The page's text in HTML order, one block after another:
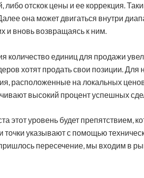
либо отскок цены и ее коррекция.
она может двигаться внутри
и вновь возвращаясь к ним.
количество единиц для продажи
хотят продать свои позиции. Для
расположенные на локальных
высокий процент успешных
этот уровень будет
точки указывают с помощью
пересечение, мы входим в